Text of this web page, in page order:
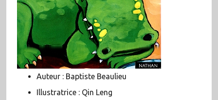
Auteur : Baptiste Beaulieu
Illustratrice : Qin Leng